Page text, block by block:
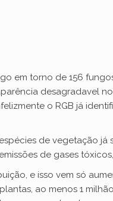
em torno de 156
desagradavel
o RGB já
de vegetação
de gases
e isso vem só
ao menos 1